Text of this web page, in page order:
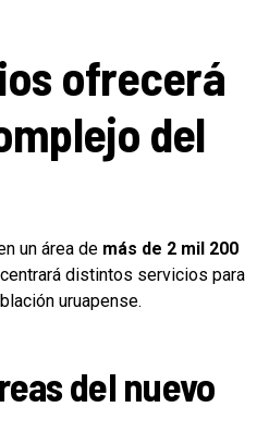
ofrecerá
del
un área de más de 2 mil 200
distintos servicios para
uruapense.
del nuevo